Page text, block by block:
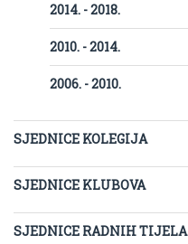
2014. - 2018.
2010. - 2014.
2006. - 2010.
SJEDNICE KOLEGIJA
SJEDNICE KLUBOVA
SJEDNICE RADNIH TIJELA